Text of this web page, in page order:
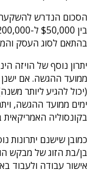
הסכום הנדרש
בהתאם לסוג העסק
יתרון נוסף של הויזה
ממועד ההגשה. אם
ימים ממועד ההגשה,
בקונסוליה
אישור עבודה ולעבוד